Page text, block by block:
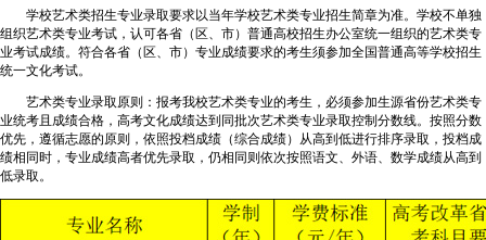
学校艺术类招生专业录取要求以当年学校艺术类专业招生简章为准。学校不单独
组织艺术类专业考试，认可各省（区、市）普通高校招生办公室统一组织的艺术类专
业考试成绩。符合各省（区、市）专业成绩要求的考生须参加全国普通高等学校招生
统一文化考试。
艺术类专业录取原则：报考我校艺术类专业的考生，必须参加生源省份艺术类专
业统考且成绩合格，高考文化成绩达到同批次艺术类专业录取控制分数线。按照分数
优先，遵循志愿的原则，依照投档成绩（综合成绩）从高到低进行排序录取，投档成
绩相同时，专业成绩高者优先录取，仍相同则依次按照语文、外语、数学成绩从高到
低录取。